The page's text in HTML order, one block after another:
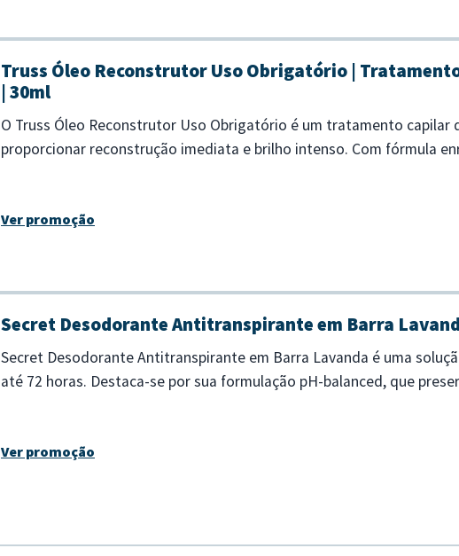
Truss Óleo Reconstrutor Uso Obrigatório |
| 30ml
O Truss Óleo Reconstrutor Uso Obrigatório é um tratamento capilar
proporcionar reconstrução imediata e brilho intenso. Com fórmula
Ver promoção
Secret Desodorante Antitranspirante em Barra
Secret Desodorante Antitranspirante em Barra Lavanda é uma
até 72 horas. Destaca-se por sua formulação pH-balanced, que
Ver promoção